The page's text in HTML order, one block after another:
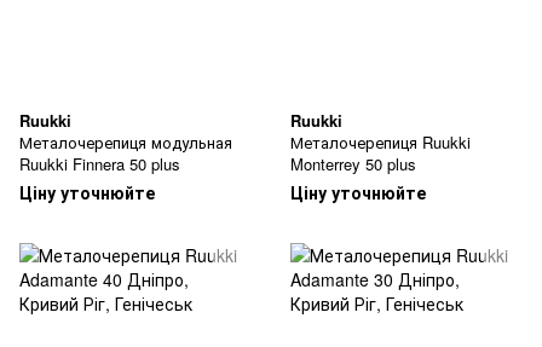
Ruukki
Металочерепиця модульная
Ruukki Finnera 50 plus
Ціну уточнюйте
Ruukki
Металочерепиця Ruukki
Monterrey 50 plus
Ціну уточнюйте